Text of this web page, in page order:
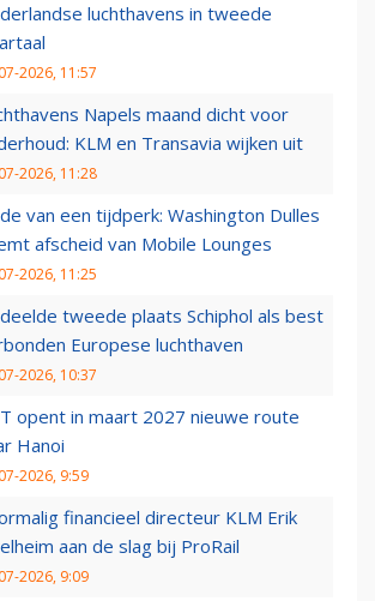
luchthavens in tweede
2026, 11:57
Napels maand dicht voor
KLM en Transavia wijken uit
2026, 11:28
van een tijdperk: Washington Dulles
afscheid van Mobile Lounges
2026, 11:25
tweede plaats Schiphol als best
Europese luchthaven
2026, 10:37
opent in maart 2027 nieuwe route
Hanoi
2026, 9:59
financieel directeur KLM Erik
aan de slag bij ProRail
2026, 9:09